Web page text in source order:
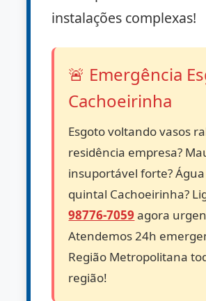
instalações complexas!
🚨 Emergência
Cachoeirinha
Esgoto voltando vasos
residência empresa?
insuportável forte?
quintal Cachoeirinha?
98776-7059 agora
Atendemos 24h
Região Metropolitana
região!